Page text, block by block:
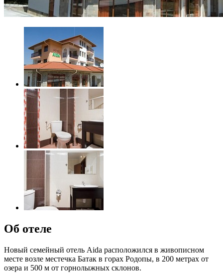
Об отеле
Новый семейный отель Aida расположился в живописном
месте возле местечка Батак в горах Родопы, в 200 метрах от
озера и 500 м от горнолыжных склонов.